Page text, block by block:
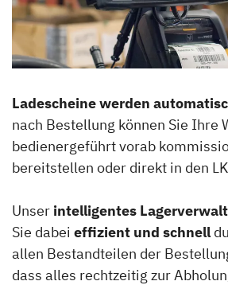
Ladescheine werden
nach Bestellung können Sie Ihre
bedienergeführt vorab
bereitstellen oder direkt in den
Unser intelligentes
Sie dabei effizient und schnell
allen Bestandteilen der
dass alles rechtzeitig zur